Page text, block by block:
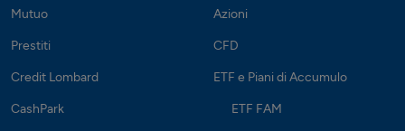
Mutuo
Prestiti
Credit Lombard
CashPark
Azioni
CFD
ETF e Piani di Accumulo
ETF FAM